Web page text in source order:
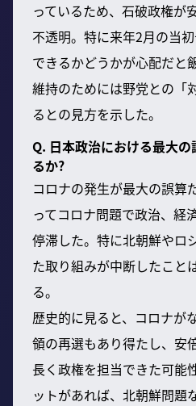
っているため、石破政権が
不透明。特に来年2月の当
できるかどうかが心配だと
維持のためには野党との「
るとの見方を示した。
Q. 日本政治における最大
るか?
コロナの発生が最大の誤算
ってコロナ問題で政治、経
停滞した。特に北朝鮮やロ
た取り組みが中断したこと
る。
歴史的に見ると、コロナが
領の再選もあり得たし、安
長く政権を担当できた可能
ットがあれば、北朝鮮問題